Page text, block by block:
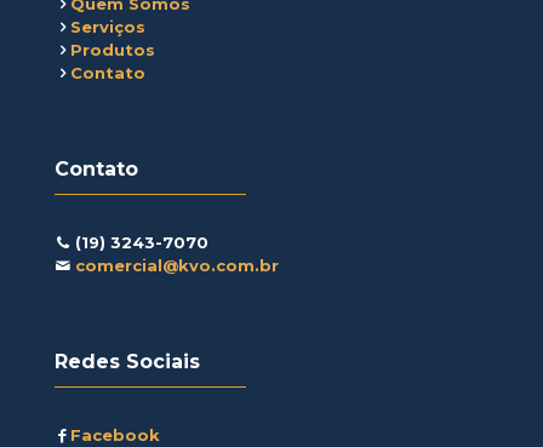
Serviços
Produtos
Contato
Contato
(19) 3243-7070
comercial@kvo.com.br
Redes Sociais
Facebook